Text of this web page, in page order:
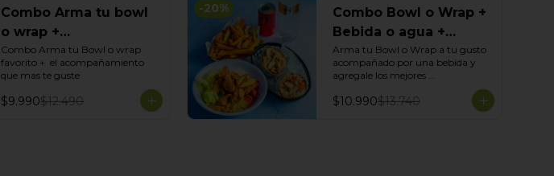
Combo Arma tu bowl
o wrap +
Acompañamiento
Combo Arma tu Bowl o wrap
favorito +  el acompañamiento
que mas te guste
$9.990$12.490
-20%
Combo Bowl o Wrap +
Bebida o agua +
Acompañamiento
Arma tu Bowl o Wrap a tu gusto
acompañado por una bebida y
agregale los mejores
Garden!
$10.990$13.740